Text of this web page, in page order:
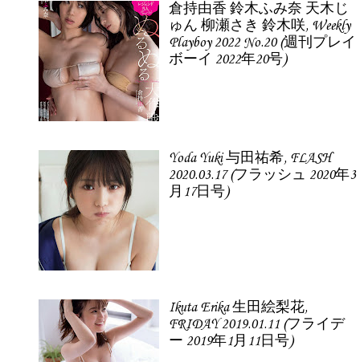
倉持由香 鈴木ふみ奈 天木じ
ゅん 柳瀬さき 鈴木咲, Weekly
Playboy 2022 No.20 (週刊プレイ
ボーイ 2022年20号)
Yoda Yuki 与田祐希, FLASH
2020.03.17 (フラッシュ 2020年3
月17日号)
Ikuta Erika 生田絵梨花,
FRIDAY 2019.01.11 (フライデ
ー 2019年1月11日号)